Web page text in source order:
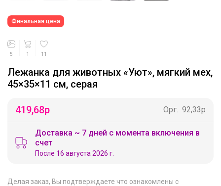
Финальная цена
5 1 11
Лежанка для животных «Уют», мягкий мех,
45×35×11 см, серая
419,68р Орг. 92,33р
Доставка ~ 7 дней с момента включения в
счет
После 16 августа 2026 г.
Делая заказ, Вы подтверждаете что ознакомлены с